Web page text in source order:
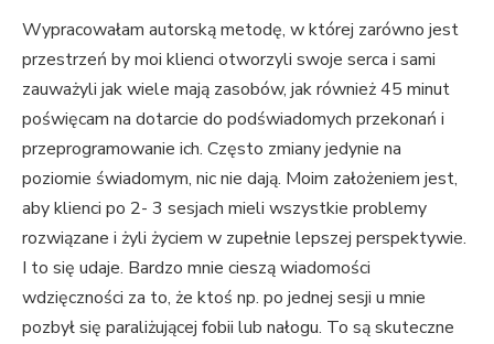
Wypracowałam autorską metodę, w której zarówno jest
przestrzeń by moi klienci otworzyli swoje serca i sami
zauważyli jak wiele mają zasobów, jak również 45 minut
poświęcam na dotarcie do podświadomych przekonań i
przeprogramowanie ich. Często zmiany jedynie na
poziomie świadomym, nic nie dają. Moim założeniem jest,
aby klienci po 2- 3 sesjach mieli wszystkie problemy
rozwiązane i żyli życiem w zupełnie lepszej perspektywie.
I to się udaje. Bardzo mnie cieszą wiadomości
wdzięczności za to, że ktoś np. po jednej sesji u mnie
pozbył się paraliżującej fobii lub nałogu. To są skuteczne